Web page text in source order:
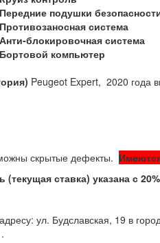
Передние подушки
Противозаносная система
Анти-блокировочная система
Бортовой компьютер
Peugeot Expert, 2020 года
скрытые дефекты.
ставка) указана с
ул. Будславская, 19 в
11.